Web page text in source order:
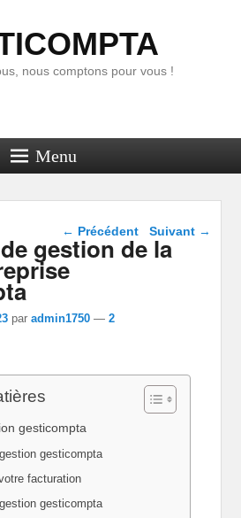
nous comptons pour vous !
Menu
Navigation dans les
articles
← Précédent Suivant →
gestion de la
paradmin1750 —2
gesticompta
gesticompta
facturation
gesticompta